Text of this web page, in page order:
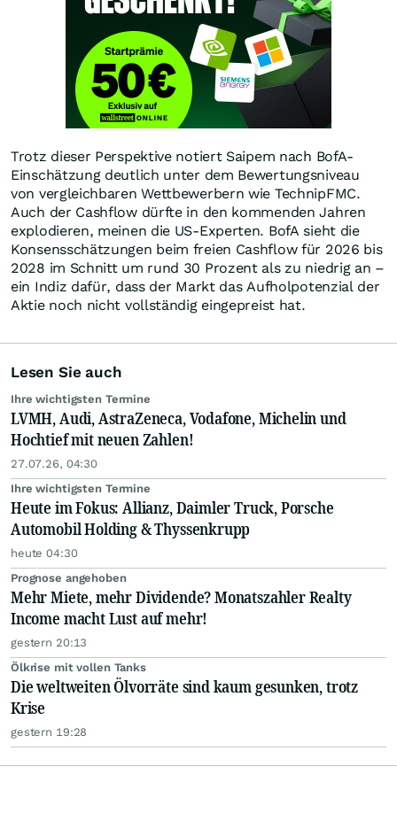
Trotz dieser Perspektive notiert Saipem nach BofA-
Einschätzung deutlich unter dem Bewertungsniveau
von vergleichbaren Wettbewerbern wie TechnipFMC.
Auch der Cashflow dürfte in den kommenden Jahren
explodieren, meinen die US-Experten. BofA sieht die
Konsensschätzungen beim freien Cashflow für 2026 bis
2028 im Schnitt um rund 30 Prozent als zu niedrig an –
ein Indiz dafür, dass der Markt das Aufholpotenzial der
Aktie noch nicht vollständig eingepreist hat.
Lesen Sie auch
Ihre wichtigsten Termine
LVMH, Audi, AstraZeneca, Vodafone, Michelin und
Hochtief mit neuen Zahlen!
27.07.26, 04:30
Ihre wichtigsten Termine
Heute im Fokus: Allianz, Daimler Truck, Porsche
Automobil Holding & Thyssenkrupp
heute 04:30
Prognose angehoben
Mehr Miete, mehr Dividende? Monatszahler Realty
Income macht Lust auf mehr!
gestern 20:13
Ölkrise mit vollen Tanks
Die weltweiten Ölvorräte sind kaum gesunken, trotz
Krise
gestern 19:28